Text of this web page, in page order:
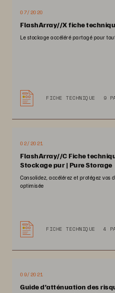
07/2020
FlashArray//X fiche
Le stockage accéléré partagé pour
FICHE TECHNIQUE 9
02/2021
FlashArray//C Fiche
Stockage pur | Pure Storage
Consolidez, accélérez et protégez vos
optimisée
FICHE TECHNIQUE 4
09/2021
Guide d’atténuation des